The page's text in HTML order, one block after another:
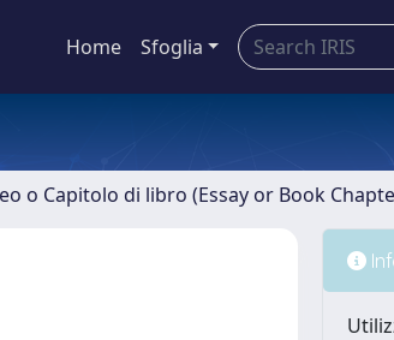
Home Sfoglia
o Capitolo di libro (Essay or Book